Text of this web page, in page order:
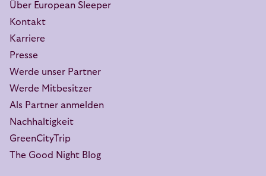
Über European Sleeper
Kontakt
Karriere
Presse
Werde unser Partner
Werde Mitbesitzer
Als Partner anmelden
Nachhaltigkeit
GreenCityTrip
The Good Night Blog